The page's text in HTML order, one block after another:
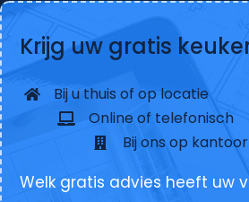
Krijg uw gratis
Bij u thuis of op locatie
Online of telefonisch
Bij ons op
Welk gratis advies heeft uw